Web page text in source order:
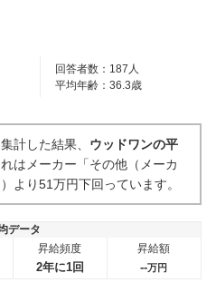
4 件
新卒採用面接・選考
3件
回答者数： 187 人
平均年齢：36.3歳
計した結果、 ウッドワンの平
はメーカー「その他（メーカ
より51万円下回っています。
データ
昇給頻度
2年に1回
昇給額
--万円